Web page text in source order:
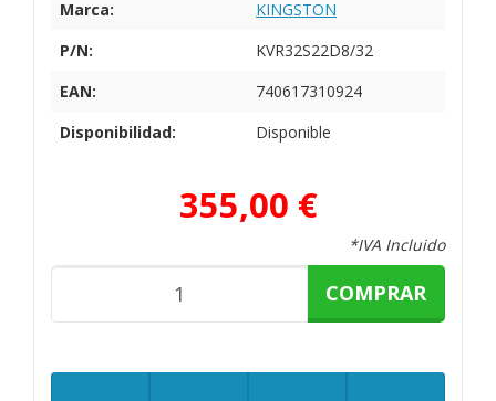
Marca:
KINGSTON
P/N:
KVR32S22D8/32
EAN:
740617310924
Disponibilidad:
Disponible
355,00 €
*IVA Incluido
COMPRAR